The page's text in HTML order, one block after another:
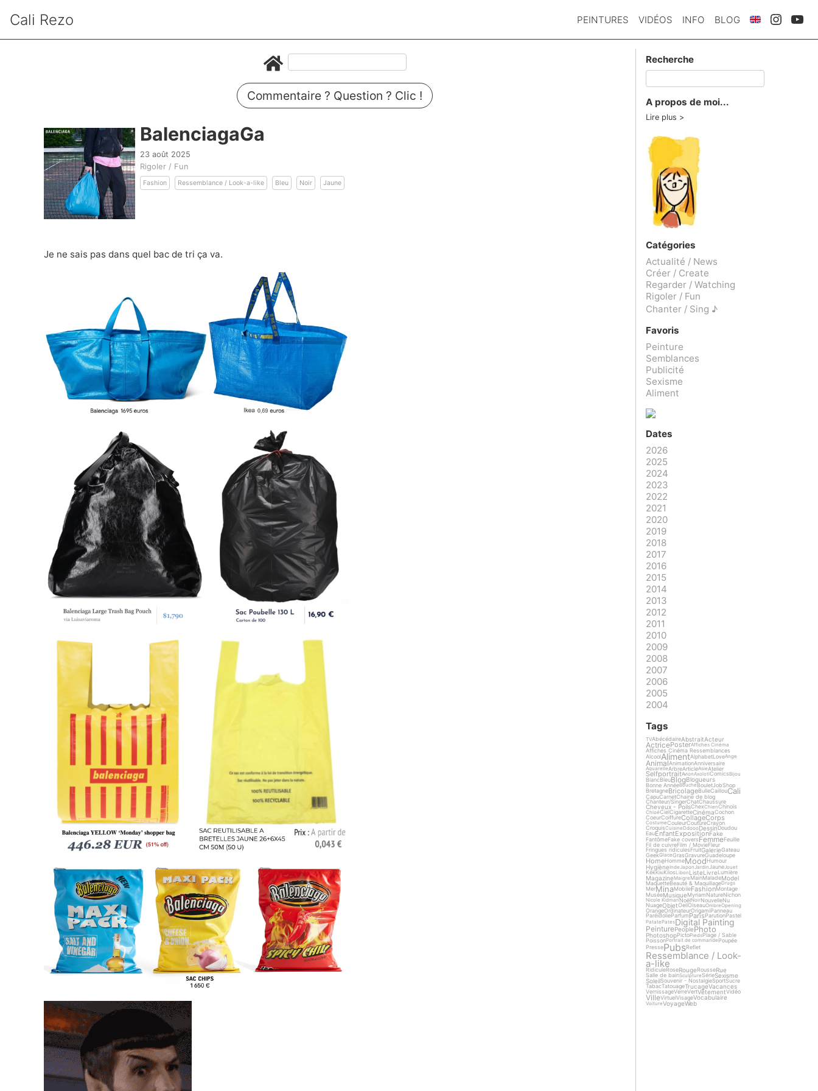
Cali Rezo PEINTURES VIDÉOS INFO BLOG
Commentaire ? Question ? Clic !
BalenciagaGa
23 août 2025
Rigoler / Fun
Fashion Ressemblance / Look-a-like Bleu Noir Jaune
Je ne sais pas dans quel bac de tri ça va.
Recherche
A propos de moi...
Lire plus
Catégories
Actualité / News
Créer / Create
Regarder / Watching
Rigoler / Fun
Chanter / Sing ♪
Favoris
Peinture
Semblances
Publicité
Sexisme
Aliment
Dates
2026
2025
2024
2023
2022
2021
2020
2019
2018
2017
2016
2015
2014
2013
2012
2011
2010
2009
2008
2007
2006
2005
2004
Tags
TVAbécédaireAbstraitActeur
ActricePosterAffiches Cinéma
Affiches Cinéma Ressemblances
AlcoolAlimentAlphabetLoveAnge
AnimalAnimationAnniversaire
AquarelleArbreArticleAsieAtelier
SelfportraitAvionAxolotlComicsBijou
BlancBleuBlogBlogueurs
Bonne AnnéeBoucheBouletJobShop
BretagneBricolageBulleCaillouCali
CapuCarnetChaine de blog
Chanteur/SingerChatChaussure
Cheveux - PoilsChexChienChinois
ChloéCielCigaretteCinémaCochon
CoeurCoiffureCollageCorps
CostumeCouleurCoutureCrayon
CroquisCuisineDdoooDessinDoudou
EauEnfantExpositionFake
FantômeFake coversFemmeFeuille
Fil de cuivreFilm / MovieFleur
Fringues ridiculesFruitGalerieGateau
GeekGlaceGrasGravureGuadeloupe
HomeHommeMoodHumour
HygièneInde Japon JardinJaune Jouet
KekKikiKilosLibon ListeLivreLumière
MagazineMaigre MainMaladeModel
MaquetteBeauté & MaquillageDrugs
MerMinaMobileFashionMontage
MuséeMusiqueMyriamNatureNichon
Nicole KidmanNoëlNoirNouvelleNu
NuageObjetOeilOiseauOmbreOpening
OrangeOrdinateurOrigamiPanneau
ParéidolieParfumParisParutionPastel
PatatePatesDigital Painting
PeinturePeoplePhoto
PhotoshopPictoPiedsPlage / Sable
PoissonPortrait de commande Poupée
PressePubsReflet
Ressemblance / Look-
a-like
RidiculeRoseRougeRousseRue
Salle de bainSculptureSérieSexisme
SoleilSouvenir - NostalgieSportSucre
TabacTatouageTrucageVacances
VernissageVerreVertVêtementVidéo
VilleVirtuelVisageVocabulaire
VoitureVoyageWeb